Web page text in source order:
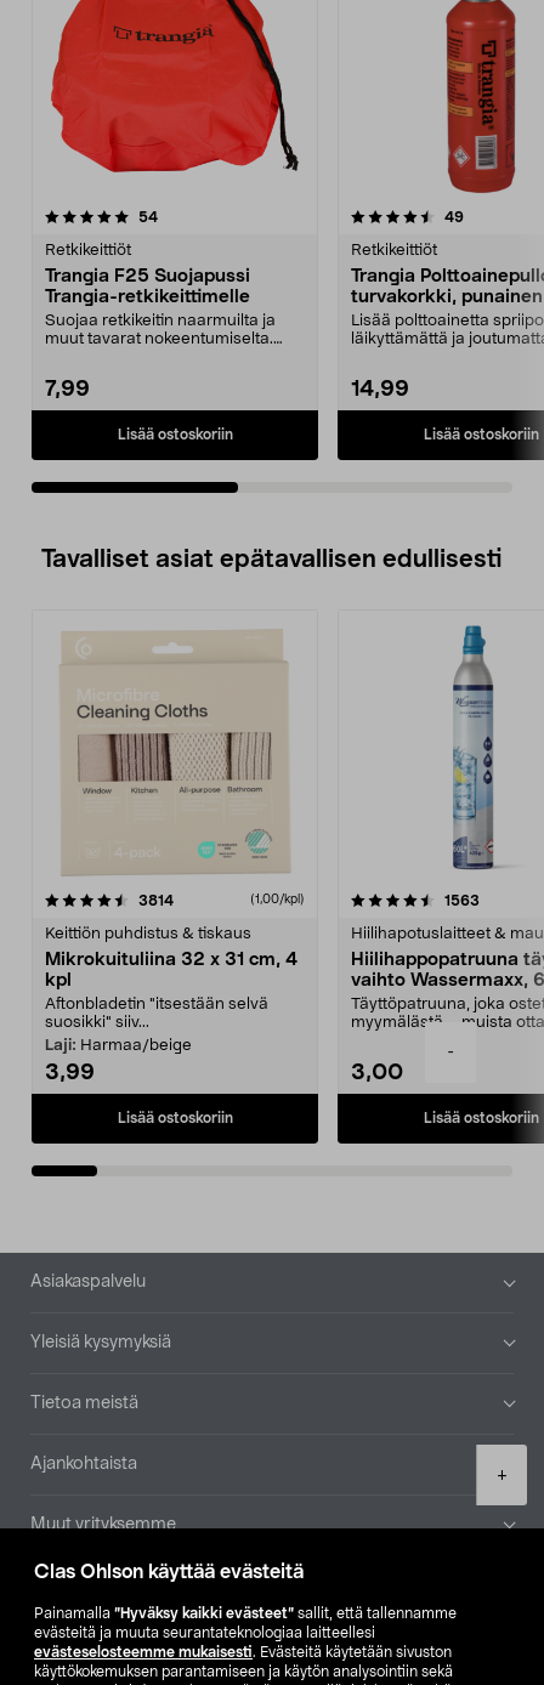
Clas Ohlson käyttää evästeitä
Painamalla ”Hyväksy kaikki evästeet” sallit, että tallennamme
evästeitä ja muuta seurantateknologiaa laitteellesi
evästeselosteemme mukaisesti. Evästeitä käytetään sivuston
käyttökokemuksen parantamiseen ja käytön analysointiin sekä
-
+
54arvostelut
Retkikeittiöt
Trangia F25 Suojapussi
Trangia-retkikeittimelle
Suojaa retkikeitin naarmuilta ja
muut tavarat nokeentumiselta.
7,99
Lisää ostoskoriin
4.5viidestä
49arvostelut
Retkikeittiöt
Trangia
turvakorkki,
litraa
Lisää polttoainetta
läikyttämättä ja
14,99
Lisää ostoskoriin
5.0viidestä
Tavalliset asiat epätavallisen edullisesti
3814arvostelut (1,00/kpl)
Keittiön puhdistus & tiskaus
Mikrokuituliina 32 x 31 cm, 4
kpl
Aftonbladetin "itsestään selvä
suosikki" siiv...
Laji: Harmaa/beige
3,99
Lisää ostoskoriin
4.5viidestä
1563
Hiilihapotuslaitteet &
Hiilihappopatruuna
vaihto Wassermaxx,
Täyttöpatruuna, joka
myymälästä – muista
3,00
Lisää ostoskoriin
4.5viidestä
Alatunniste
Asiakaspalvelu
Yleisiä kysymyksiä
Tietoa meistä
Ajankohtaista
Muut yrityksemme
Etsi myymälä
SE NO FI